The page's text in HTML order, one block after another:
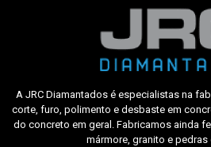
A JRC Diamantados é especialistas na
corte, furo, polimento e desbaste em
do concreto em geral. Fabricamos ainda
mármore, granito e pedras